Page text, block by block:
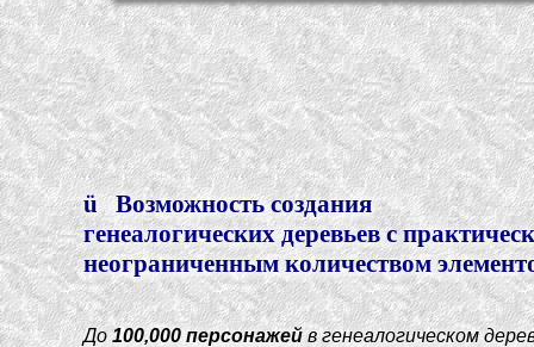
ü
Возможность создания
генеалогических деревьев с
неограниченным количеством
До100,000 персонажейв генеалогическом